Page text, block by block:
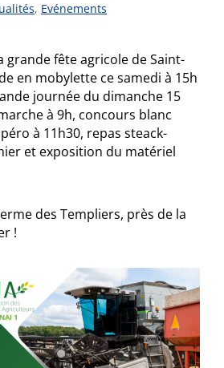
, Evénements
grande fête agricole de Saint-
en mobylette ce samedi à 15h
journée du dimanche 15
à 9h, concours blanc
à 11h30, repas steack-
et exposition du matériel
des Templiers, près de la
!